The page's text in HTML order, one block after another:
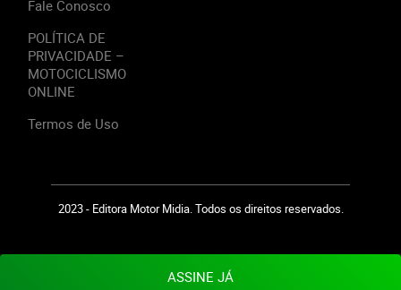
Fale Conosco
POLÍTICA DE
PRIVACIDADE –
MOTOCICLISMO
ONLINE
Termos de Uso
2023 - Editora Motor Midia. Todos os direitos reservados.
ASSINE JÁ